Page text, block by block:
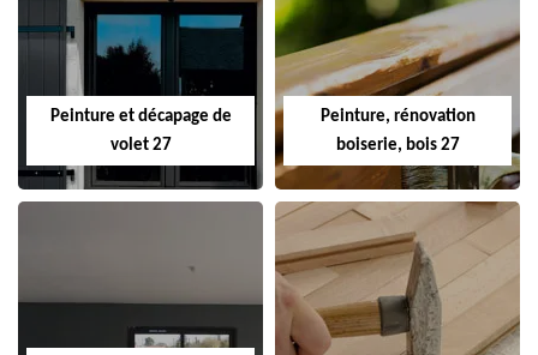
Peinture et décapage de
volet 27
Peinture, rénovation
boiserie, bois 27